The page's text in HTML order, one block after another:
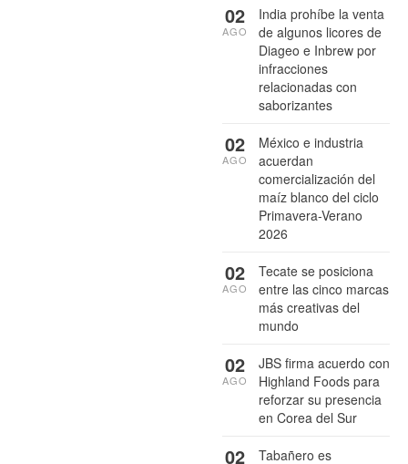
India prohíbe la venta
de algunos licores de
Diageo e Inbrew por
infracciones
relacionadas con
saborizantes
02
AGO
México e industria
acuerdan
comercialización del
maíz blanco del ciclo
Primavera-Verano
2026
02
AGO
Tecate se posiciona
entre las cinco marcas
más creativas del
mundo
02
AGO
JBS firma acuerdo con
Highland Foods para
reforzar su presencia
en Corea del Sur
02
AGO
Tabañero es
02